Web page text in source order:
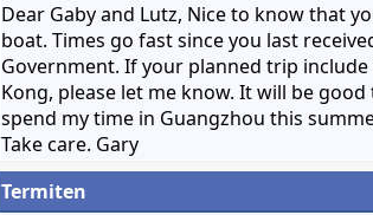
Dear Gaby and Lutz, Nice to know that
boat. Times go fast since you last
Government. If your planned trip
Kong, please let me know. It will be
spend my time in Guangzhou this
Take care. Gary
Termiten